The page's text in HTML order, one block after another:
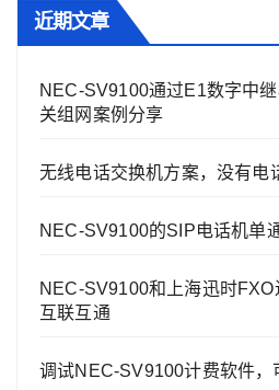
近期文章
NEC-SV9100通过E1数字中
关组网案例分享
无线电话交换机方案，没有电
NEC-SV9100的SIP电话机单
NEC-SV9100和上海迅时
互联互通
调试NEC-SV9100计费软件，